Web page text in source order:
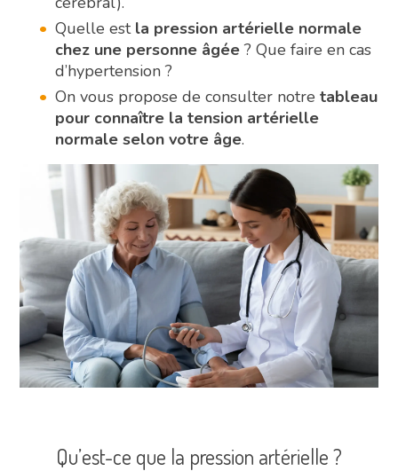
Quelle est la pression artérielle normale
chez une personne âgée? Que faire en cas
d’hypertension ?
On vous propose de consulter notretableau
pour connaître la tension artérielle
normale selon votre âge.
Qu’est-ce que la pression artérielle ?